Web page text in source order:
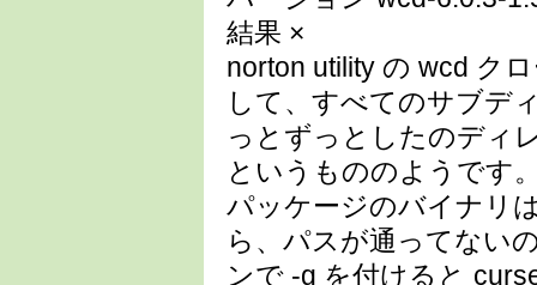
結果 ×
norton utility の wcd ク
して、すべてのサブデ
っとずっとしたのディ
というもののようです
パッケージのバイナリ
ら、パスが通ってない
ンで -g を付けると